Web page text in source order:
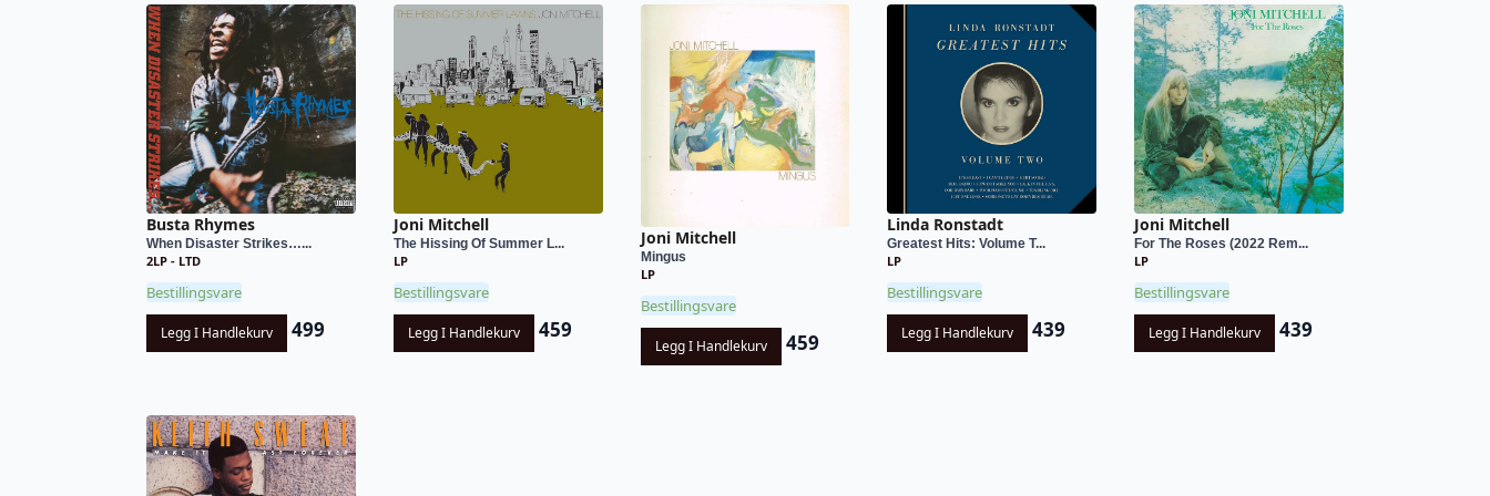
Busta Rhymes
When Disaster Strikes…...
2LP - LTD
Bestillingsvare
Legg I Handlekurv 499
Joni Mitchell
The Hissing Of Summer L...
LP
Bestillingsvare
Legg I Handlekurv 459
Joni Mitchell
Mingus
LP
Bestillingsvare
Legg I Handlekurv 459
Linda Ronstadt
Greatest Hits: Volume T...
LP
Bestillingsvare
Legg I Handlekurv 439
Joni Mitchell
For The Roses (2022 Rem...
LP
Bestillingsvare
Legg I Handlekurv 439